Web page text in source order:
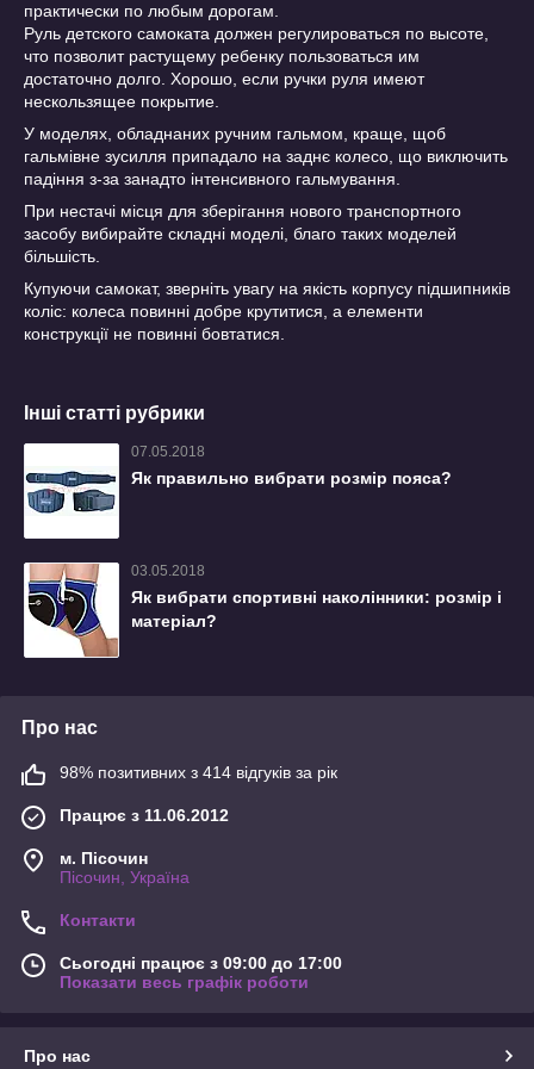
практически по любым дорогам.
Руль детского самоката должен регулироваться по высоте,
что позволит растущему ребенку пользоваться им
достаточно долго. Хорошо, если ручки руля имеют
нескользящее покрытие.
У моделях, обладнаних ручним гальмом, краще, щоб
гальмівне зусилля припадало на заднє колесо, що виключить
падіння з-за занадто інтенсивного гальмування.
При нестачі місця для зберігання нового транспортного
засобу вибирайте складні моделі, благо таких моделей
більшість.
Купуючи самокат, зверніть увагу на якість корпусу підшипників
коліс: колеса повинні добре крутитися, а елементи
конструкції не повинні бовтатися.
Інші статті рубрики
07.05.2018
Як правильно вибрати розмір пояса?
03.05.2018
Як вибрати спортивні наколінники: розмір і
матеріал?
Про нас
98% позитивних з 414 відгуків за рік
Працює з 11.06.2012
м. Пісочин
Пісочин, Україна
Контакти
Сьогодні працює з 09:00 до 17:00
Показати весь графік роботи
Про нас